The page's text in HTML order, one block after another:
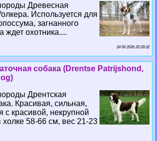
Древесная
Используется для
загнанного
ждет охотника....
24 06 2026 20:39:32
собака (Drentse Patrijshond,
Дрентская
Красивая, сильная,
с красивой, некрупной
58-66 см, вес 21-23